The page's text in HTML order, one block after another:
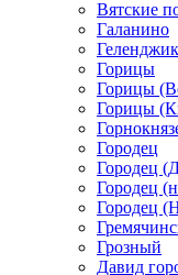
Вятские
Галанино
Геленджик
Горицы
Горицы
Горицы
Городец
Городец
Городец
Городец
Грозный
Давид